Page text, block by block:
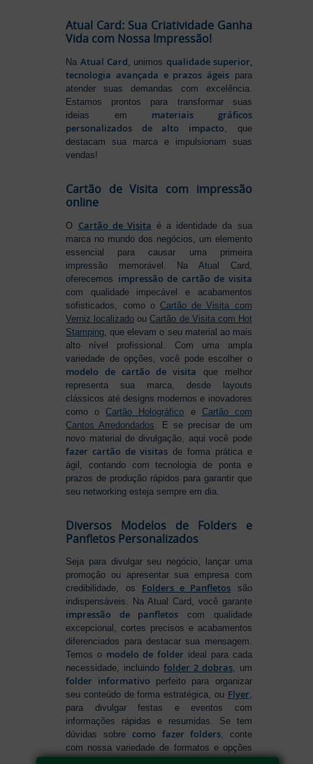
Atual Card: Sua Criatividade Ganha
Vida com Nossa Impressão!
Na Atual Card, unimos qualidade superior,
tecnologia avançada e prazos ágeispara
atender suas demandas com excelência.
Estamos prontos para transformar suas
ideias em materiais gráficos
personalizados de alto impacto, que
destacam sua marca e impulsionam suas
vendas!
Cartão de Visita com impressão
online
O Cartão de Visita é a identidade da sua
marca no mundo dos negócios, um elemento
essencial para causar uma primeira
impressão memorável. Na Atual Card,
oferecemos impressão de cartão de visita
com qualidade impecável e acabamentos
sofisticados, como o Cartão de Visita com
Verniz localizado ouCartão de Visita com Hot
Stamping , que elevam o seu material ao mais
alto nível profissional. Com uma ampla
variedade de opções, você pode escolher o
modelo de cartão de visita que melhor
representa sua marca, desde layouts
clássicos até designs modernos e inovadores
como oCartão Holográfico e Cartão com
Cantos Arredondados . E se precisar de um
novo material de divulgação, aqui você pode
fazer cartão de visitas de forma prática e
ágil, contando com tecnologia de ponta e
prazos de produção rápidos para garantir que
seu networking esteja sempre em dia.
Diversos Modelos de Folders e
Panfletos Personalizados
Seja para divulgar seu negócio, lançar uma
promoção ou apresentar sua empresa com
credibilidade, os Folders e Panfletos são
indispensáveis. Na Atual Card, você garante
impressão de panfletos com qualidade
excepcional, cortes precisos e acabamentos
diferenciados para destacar sua mensagem.
Temos o modelo de folder ideal para cada
necessidade, incluindofolder 2 dobras, um
folder informativo perfeito para organizar
seu conteúdo de forma estratégica, ou Flyer,
para divulgar festas e eventos com
informações rápidas e resumidas. Se tem
dúvidas sobrecomo fazer folders, conte
com nossa variedade de formatos e opções